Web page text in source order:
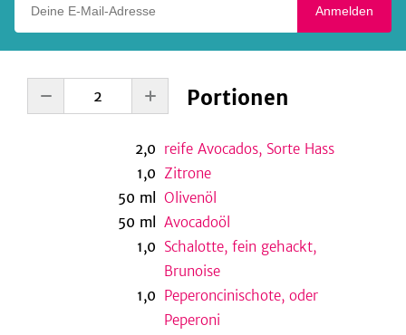
Anmelden
Portionen
2,0 reife Avocados, Sorte Hass
1,0 Zitrone
50 ml
Olivenöl
50 ml
Avocadoöl
1,0 Schalotte, fein gehackt,
Brunoise
1,0 Peperoncinischote, oder
Peperoni